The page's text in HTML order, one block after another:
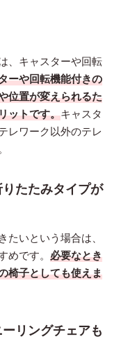
、キャスターや回転
ーや回転機能付きの
位置が変えられるた
ットです。キャスタ
レワーク以外のテレ
たたみタイプが
いという場合は、
です。 必要なとき
椅子としても使えま
リングチェアも